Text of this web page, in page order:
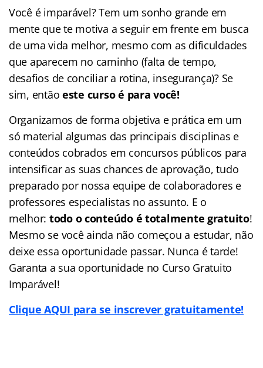
Você é imparável? Tem um sonho grande em
mente que te motiva a seguir em frente em busca
de uma vida melhor, mesmo com as dificuldades
que aparecem no caminho (falta de tempo,
desafios de conciliar a rotina, insegurança)? Se
sim, entãoeste curso é para você!
Organizamos de forma objetiva e prática em um
só material algumas das principais disciplinas e
conteúdos cobrados em concursos públicos para
intensificar as suas chances de aprovação, tudo
preparado por nossa equipe de colaboradores e
professores especialistas no assunto. E o
melhor: todo o conteúdo é totalmente gratuito!
Mesmo se você ainda não começou a estudar, não
deixe essa oportunidade passar. Nunca é tarde!
Garanta a sua oportunidade no Curso Gratuito
Imparável!
Clique AQUI para se inscrever gratuitamente!